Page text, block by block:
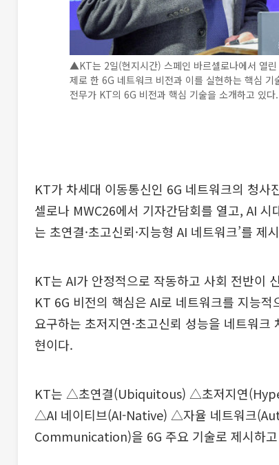
▲KT는 2일(현지시간) 스페인 바르셀로나에서 열
제로 한 6G 네트워크 비전과 이를 실현하는 핵심
전무가 KT의 6G 비전과 핵심 기술을 소개하고 있
KT가 차세대 이동통신인 6G 네트워크의 청
셀로나 MWC26에서 기자간담회를 열고, AI 시
는 초연결·초고신뢰·지능형 AI 네트워크’를 제
KT는 AI가 안정적으로 작동하고 사회 전반이
KT 6G 비전의 핵심은 AI로 네트워크를 지능
요구하는 초저지연·초고신뢰 성능을 네트워
현이다.
KT는 △초연결(Ubiquitous) △초저지연
△AI 네이티브(AI-Native) △자율 네트워크
Communication)을 6G 주요 기술로 제시하